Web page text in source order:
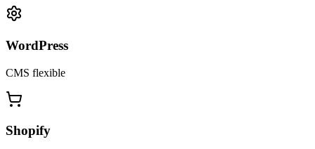
WordPress
CMS flexible
Shopify